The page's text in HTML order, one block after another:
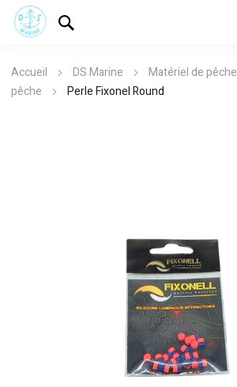
Accueil DS Marine Matériel de pêche
pêche
Perle Fixonel Round